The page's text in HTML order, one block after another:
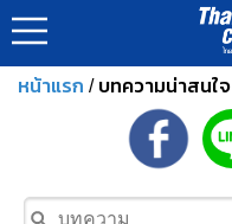
หน้าแรก / บทความน่าสนใจ